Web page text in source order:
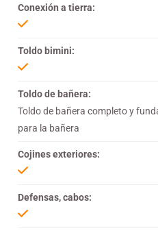
Conexión a tierra:
Toldo bimini:
Toldo de bañera:
Toldo de bañera completo y
para la bañera
Cojines exteriores:
Defensas, cabos: